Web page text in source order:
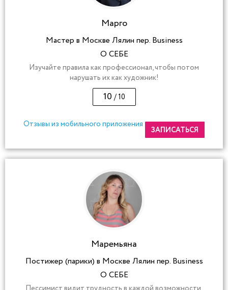
Марго
Мастер в Москве Лялин пер. Business
О СЕБЕ
Изучайте правила как профессионал, чтобы потом
нарушать их как художник!
10 / 10
Отзывы из мобильного приложения
ЗАПИСАТЬСЯ
Маремьяна
Постижер (парики) в Москве Лялин пер. Business
О СЕБЕ